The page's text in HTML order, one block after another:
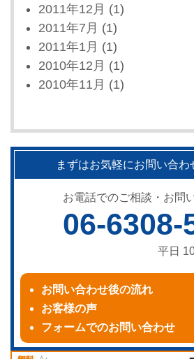
2011年12月 (1)
2011年7月 (1)
2011年1月 (1)
2010年12月 (1)
2010年11月 (1)
まずはお気軽にお問い合わ
お電話でのご相談・お問
06-6308-
平日
お問い合わせ後の流れ
お客様の声
フォームでのお問い合わせ